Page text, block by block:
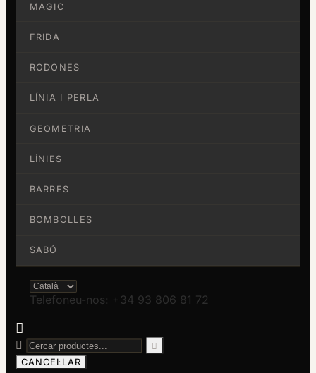
MAGIC
FRIDA
RODONES
LÍNIA I PERLA
GEOMETRIA
LÍNIES
BARRES
BOMBOLLES
SABÓ
Telefoneu-nos: +34 93 806 81 72



CANCEL·LAR